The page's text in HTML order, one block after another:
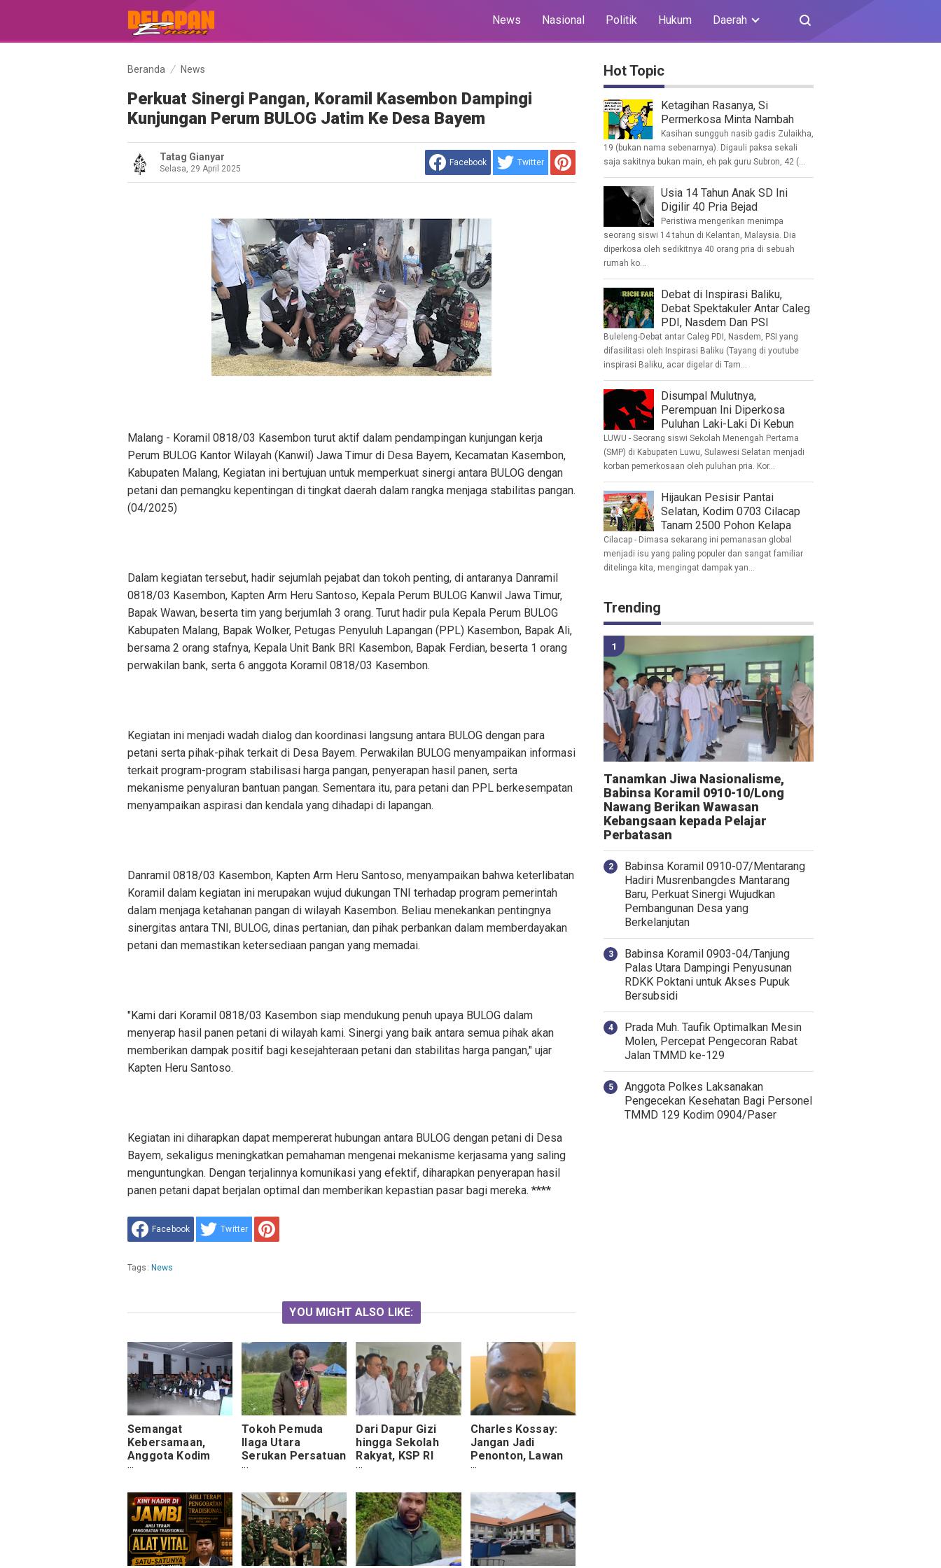
News Nasional Politik Hukum Daerah
Beranda News
Perkuat Sinergi Pangan, Koramil Kasembon Dampingi
Kunjungan Perum BULOG Jatim Ke Desa Bayem
Tatag Gianyar
Selasa, 29 April 2025
Facebook Twitter
Malang - Koramil 0818/03 Kasembon turut aktif dalam pendampingan kunjungan kerja
Perum BULOG Kantor Wilayah (Kanwil) Jawa Timur di Desa Bayem, Kecamatan Kasembon,
Kabupaten Malang, Kegiatan ini bertujuan untuk memperkuat sinergi antara BULOG dengan
petani dan pemangku kepentingan di tingkat daerah dalam rangka menjaga stabilitas pangan.
(04/2025)
Dalam kegiatan tersebut, hadir sejumlah pejabat dan tokoh penting, di antaranya Danramil
0818/03 Kasembon, Kapten Arm Heru Santoso, Kepala Perum BULOG Kanwil Jawa Timur,
Bapak Wawan, beserta tim yang berjumlah 3 orang. Turut hadir pula Kepala Perum BULOG
Kabupaten Malang, Bapak Wolker, Petugas Penyuluh Lapangan (PPL) Kasembon, Bapak Ali,
bersama 2 orang stafnya, Kepala Unit Bank BRI Kasembon, Bapak Ferdian, beserta 1 orang
perwakilan bank, serta 6 anggota Koramil 0818/03 Kasembon.
Kegiatan ini menjadi wadah dialog dan koordinasi langsung antara BULOG dengan para
petani serta pihak-pihak terkait di Desa Bayem. Perwakilan BULOG menyampaikan informasi
terkait program-program stabilisasi harga pangan, penyerapan hasil panen, serta
mekanisme penyaluran bantuan pangan. Sementara itu, para petani dan PPL berkesempatan
menyampaikan aspirasi dan kendala yang dihadapi di lapangan.
Danramil 0818/03 Kasembon, Kapten Arm Heru Santoso, menyampaikan bahwa keterlibatan
Koramil dalam kegiatan ini merupakan wujud dukungan TNI terhadap program pemerintah
dalam menjaga ketahanan pangan di wilayah Kasembon. Beliau menekankan pentingnya
sinergitas antara TNI, BULOG, dinas pertanian, dan pihak perbankan dalam memberdayakan
petani dan memastikan ketersediaan pangan yang memadai.
"Kami dari Koramil 0818/03 Kasembon siap mendukung penuh upaya BULOG dalam
menyerap hasil panen petani di wilayah kami. Sinergi yang baik antara semua pihak akan
memberikan dampak positif bagi kesejahteraan petani dan stabilitas harga pangan," ujar
Kapten Heru Santoso.
Kegiatan ini diharapkan dapat mempererat hubungan antara BULOG dengan petani di Desa
Bayem, sekaligus meningkatkan pemahaman mengenai mekanisme kerjasama yang saling
menguntungkan. Dengan terjalinnya komunikasi yang efektif, diharapkan penyerapan hasil
panen petani dapat berjalan optimal dan memberikan kepastian pasar bagi mereka. ****
Facebook Twitter
Tags: News
YOU MIGHT ALSO LIKE:
Semangat
Kebersamaan,
Anggota Kodim
0910/Malinau dan
Penuh Antusias di
Aula Makodim
Tokoh Pemuda
Ilaga Utara
Serukan Persatuan
dan Stabilitas
Kabupaten Puncak
Dari Dapur Gizi
hingga Sekolah
Rakyat, KSP RI
Tinjau Program
Kualitas SDM di
Malang
Charles Kossay:
Jangan Jadi
Penonton, Lawan
Provokasi Medsos
Nyata
Hot Topic
Ketagihan Rasanya, Si
Permerkosa Minta Nambah
Kasihan sungguh nasib gadis Zulaikha,
19 (bukan nama sebenarnya). Digauli paksa sekali
saja sakitnya bukan main, eh pak guru Subron, 42 (...
Usia 14 Tahun Anak SD Ini
Digilir 40 Pria Bejad
Peristiwa mengerikan menimpa
seorang siswi 14 tahun di Kelantan, Malaysia. Dia
diperkosa oleh sedikitnya 40 orang pria di sebuah
rumah ko...
Debat di Inspirasi Baliku,
Debat Spektakuler Antar Caleg
PDI, Nasdem Dan PSI
Buleleng-Debat antar Caleg PDI, Nasdem, PSI yang
difasilitasi oleh Inspirasi Baliku (Tayang di youtube
inspirasi Baliku, acar digelar di Tam...
Disumpal Mulutnya,
Perempuan Ini Diperkosa
Puluhan Laki-Laki Di Kebun
LUWU - Seorang siswi Sekolah Menengah Pertama
(SMP) di Kabupaten Luwu, Sulawesi Selatan menjadi
korban pemerkosaan oleh puluhan pria. Kor...
Hijaukan Pesisir Pantai
Selatan, Kodim 0703 Cilacap
Tanam 2500 Pohon Kelapa
Cilacap - Dimasa sekarang ini pemanasan global
menjadi isu yang paling populer dan sangat familiar
ditelinga kita, mengingat dampak yan...
Trending
Tanamkan Jiwa Nasionalisme,
Babinsa Koramil 0910-10/Long
Nawang Berikan Wawasan
Kebangsaan kepada Pelajar
Perbatasan
Babinsa Koramil 0910-07/Mentarang
Hadiri Musrenbangdes Mantarang
Baru, Perkuat Sinergi Wujudkan
Pembangunan Desa yang
Berkelanjutan
‎Babinsa Koramil 0903-04/Tanjung
Palas Utara Dampingi Penyusunan
RDKK Poktani untuk Akses Pupuk
Bersubsidi
Prada Muh. Taufik Optimalkan Mesin
Molen, Percepat Pengecoran Rabat
Jalan TMMD ke-129
Anggota Polkes Laksanakan
Pengecekan Kesehatan Bagi Personel
TMMD 129 Kodim 0904/Paser